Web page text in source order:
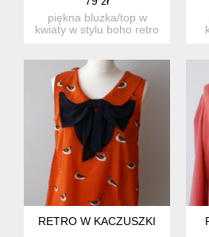
piękna bluzka/top w
kwiaty w stylu boho retro
RETRO W KACZUSZKI